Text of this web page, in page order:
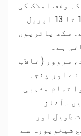
وقف املاک کی
حفاظت میں آ گیا۔ یہاں ہر سال 11 تا 13 اپریل
سکھ یاتریوں
ہے۔
سروور ( تالاب
اور پنجہ
تمام مذہبی
۔آغاز
طویل اور
شیخوپورہ سے